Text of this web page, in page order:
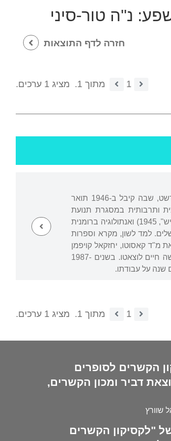
נ"ה טור-סיני
חזרה לדף התוצאות
1 מתוך 1.
מציג 1 ערכים.
נולד בביוולארי, רומניה. קיבל חינוך מסורתי בישיבת "בית אהרן" ביאסי והשכלה כללית באוניברסיטת בוקרשט, שבה קיבל ב-1946 תואר
ותרבותית במסגרת תנועת
"הבונים" וההסתדרות הציונית ברומניה. באותה תקופה הופיעו ספריו הראשונים, קובץ שירים ביידיש ("ביטערניש", 1945) ואנתולוגיה ברומנית
בירושלים. למד לשון, מקרא וספרות
מ"ד קאסוטו, יחזקאל קויפמן
בספרות. ב-1965 קיבל תואר דוקטור על מחקרו בשירת ר' משה חיים לוצאטו. בשנים 1987-
1 מתוך 1. מציג 1 ערכים.
הקשרים לסופרים
דביר ומכון הקשרים,
שוורץ
"לקסיקון הקשרים